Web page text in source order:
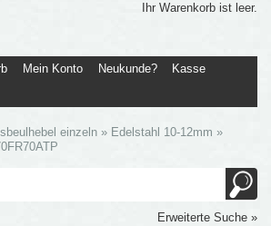
Ihr Warenkorb ist leer.
Mein Konto Neukunde?
Kasse
einzeln » Edelstahl 10-12mm »
Erweiterte Suche »